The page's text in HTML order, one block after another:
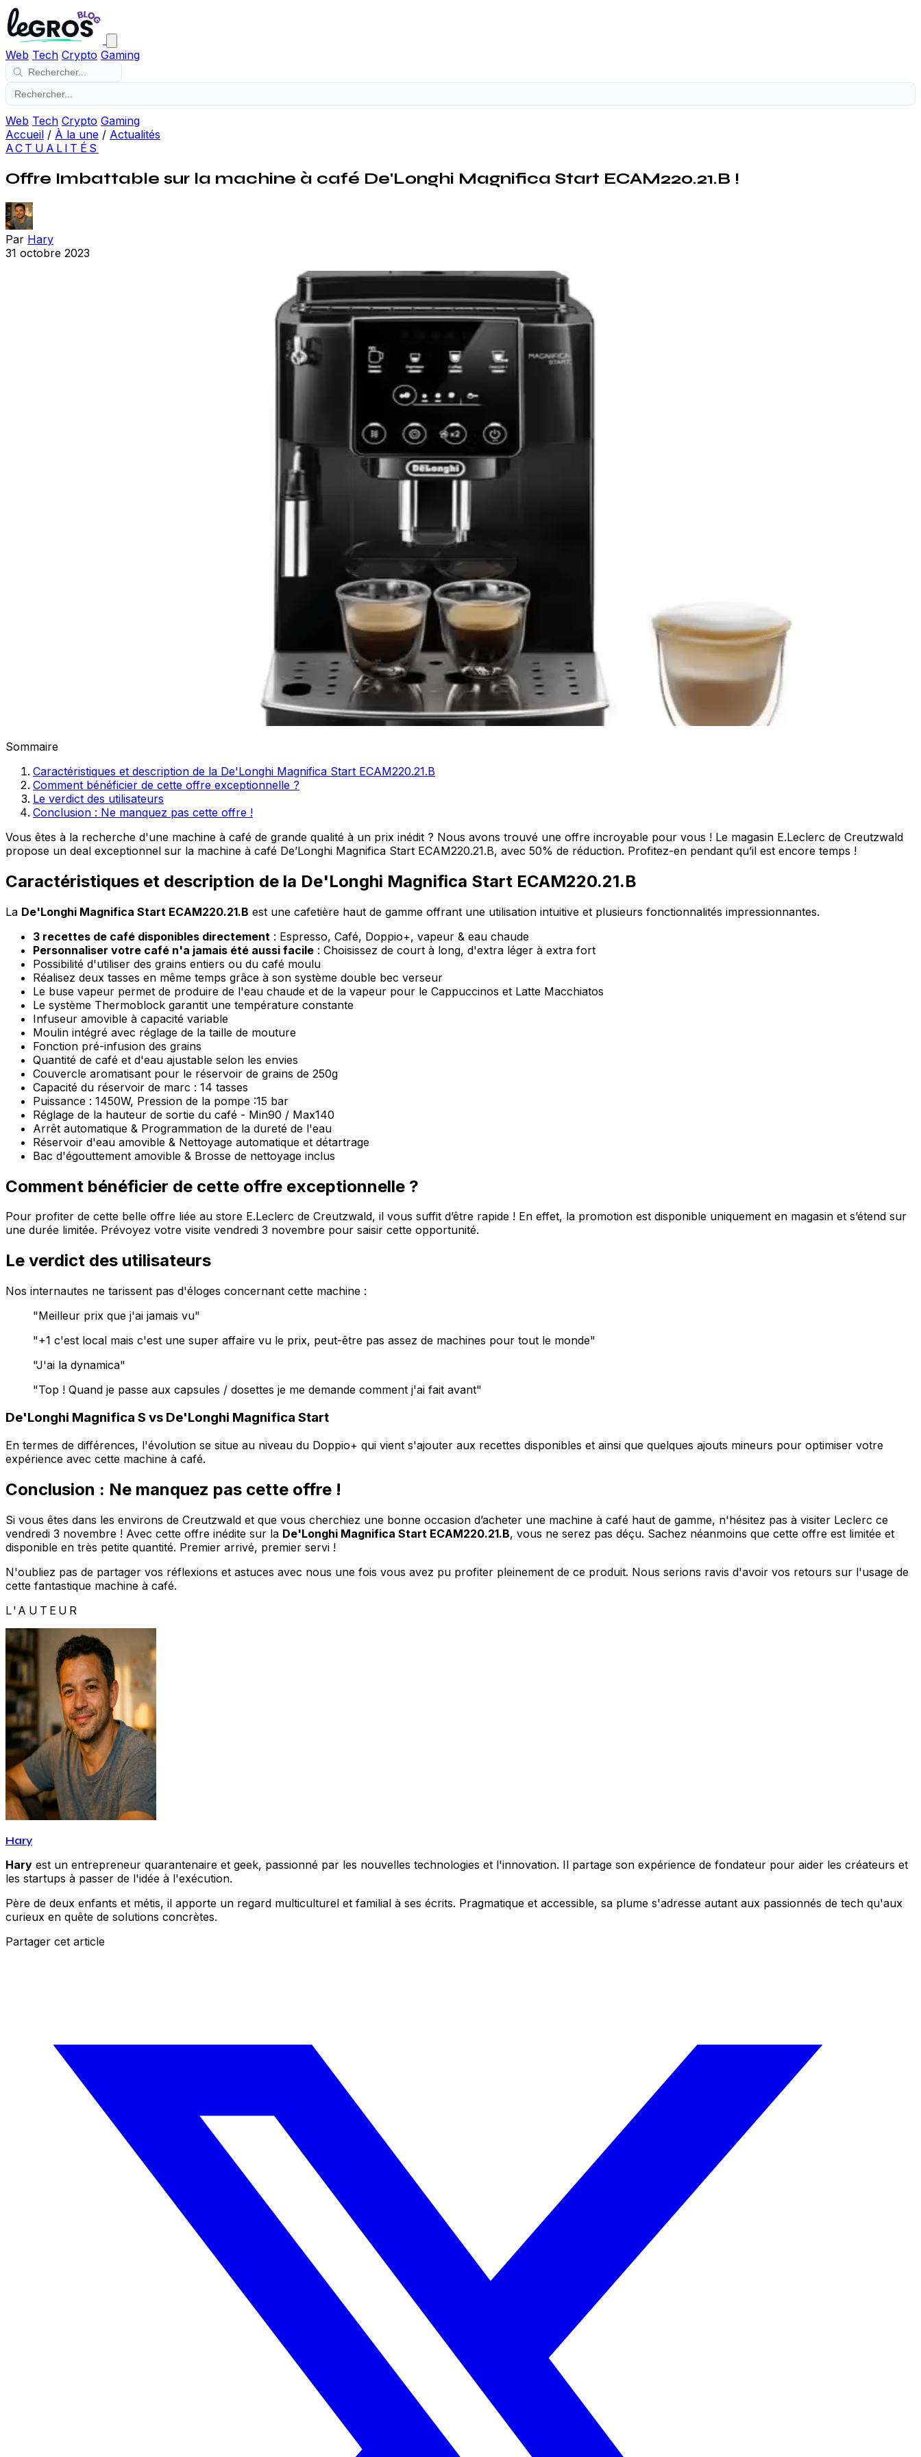
Web Tech Crypto Gaming
Web Tech Crypto Gaming
Accueil / À la une / Actualités
ACTUALITÉS
Offre Imbattable sur la machine à café De'Longhi Magnifica Start ECAM220.21.B !
Par Hary
31 octobre 2023
Sommaire
Caractéristiques et description de la De'Longhi Magnifica Start ECAM220.21.B
Comment bénéficier de cette offre exceptionnelle ?
Le verdict des utilisateurs
Conclusion : Ne manquez pas cette offre !
Vous êtes à la recherche d'une machine à café de grande qualité à un prix inédit ? Nous avons trouvé une offre incroyable pour vous ! Le magasin E.Leclerc de Creutzwald
propose un deal exceptionnel sur la machine à café De’Longhi Magnifica Start ECAM220.21.B, avec 50% de réduction. Profitez-en pendant qu’il est encore temps !
Caractéristiques et description de la De'Longhi Magnifica Start ECAM220.21.B
La De'Longhi Magnifica Start ECAM220.21.B est une cafetière haut de gamme offrant une utilisation intuitive et plusieurs fonctionnalités impressionnantes.
3 recettes de café disponibles directement : Espresso, Café, Doppio+, vapeur & eau chaude
Personnaliser votre café n'a jamais été aussi facile : Choisissez de court à long, d'extra léger à extra fort
Possibilité d'utiliser des grains entiers ou du café moulu
Réalisez deux tasses en même temps grâce à son système double bec verseur
Le buse vapeur permet de produire de l'eau chaude et de la vapeur pour le Cappuccinos et Latte Macchiatos
Le système Thermoblock garantit une température constante
Infuseur amovible à capacité variable
Moulin intégré avec réglage de la taille de mouture
Fonction pré-infusion des grains
Quantité de café et d'eau ajustable selon les envies
Couvercle aromatisant pour le réservoir de grains de 250g
Capacité du réservoir de marc : 14 tasses
Puissance : 1450W, Pression de la pompe :15 bar
Réglage de la hauteur de sortie du café - Min90 / Max140
Arrêt automatique & Programmation de la dureté de l'eau
Réservoir d'eau amovible & Nettoyage automatique et détartrage
Bac d'égouttement amovible & Brosse de nettoyage inclus
Comment bénéficier de cette offre exceptionnelle ?
Pour profiter de cette belle offre liée au store E.Leclerc de Creutzwald, il vous suffit d’être rapide ! En effet, la promotion est disponible uniquement en magasin et s’étend sur
une durée limitée. Prévoyez votre visite vendredi 3 novembre pour saisir cette opportunité.
Le verdict des utilisateurs
Nos internautes ne tarissent pas d'éloges concernant cette machine :
"Meilleur prix que j'ai jamais vu"
"+1 c'est local mais c'est une super affaire vu le prix, peut-être pas assez de machines pour tout le monde"
"J'ai la dynamica"
"Top ! Quand je passe aux capsules / dosettes je me demande comment j'ai fait avant"
De'Longhi Magnifica S vs De'Longhi Magnifica Start
En termes de différences, l'évolution se situe au niveau du Doppio+ qui vient s'ajouter aux recettes disponibles et ainsi que quelques ajouts mineurs pour optimiser votre
expérience avec cette machine à café.
Conclusion : Ne manquez pas cette offre !
Si vous êtes dans les environs de Creutzwald et que vous cherchiez une bonne occasion d’acheter une machine à café haut de gamme, n'hésitez pas à visiter Leclerc ce
vendredi 3 novembre ! Avec cette offre inédite sur la De'Longhi Magnifica Start ECAM220.21.B, vous ne serez pas déçu. Sachez néanmoins que cette offre est limitée et
disponible en très petite quantité. Premier arrivé, premier servi !
N'oubliez pas de partager vos réflexions et astuces avec nous une fois vous avez pu profiter pleinement de ce produit. Nous serions ravis d'avoir vos retours sur l'usage de
cette fantastique machine à café.
L'AUTEUR
Hary
Hary est un entrepreneur quarantenaire et geek, passionné par les nouvelles technologies et l'innovation. Il partage son expérience de fondateur pour aider les créateurs et
les startups à passer de l'idée à l'exécution.
Père de deux enfants et métis, il apporte un regard multiculturel et familial à ses écrits. Pragmatique et accessible, sa plume s'adresse autant aux passionnés de tech qu'aux
curieux en quête de solutions concrètes.
Partager cet article